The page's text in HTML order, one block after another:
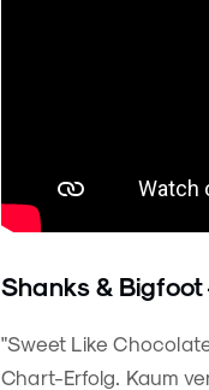
Shanks &
"Sweet Like
Chart-Erfolg. Kaum